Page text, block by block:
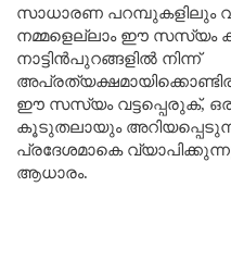
സാധാരണ പറമ്പുകളിലും
നമ്മളെല്ലാം ഈ സസ്യം
നാട്ടിൻപുറങ്ങളിൽ നിന്ന്
ഈ സസ്യം വട്ടപ്പെരുക്,
കൂടുതലായും
പ്രദേശമാകെ
ആധാരം.